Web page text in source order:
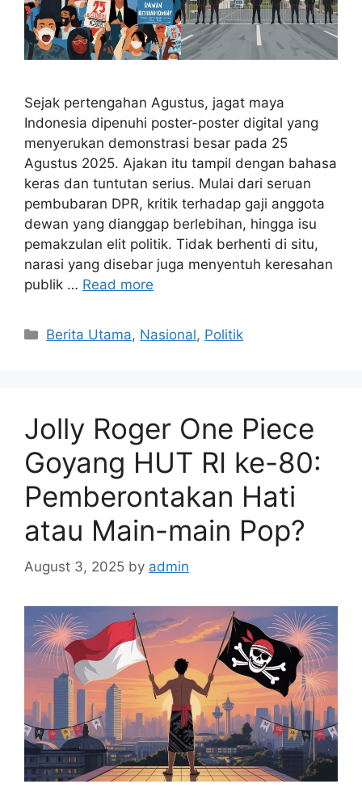
Sejak pertengahan Agustus, jagat maya
Indonesia dipenuhi poster-poster digital yang
menyerukan demonstrasi besar pada 25
Agustus 2025. Ajakan itu tampil dengan bahasa
keras dan tuntutan serius. Mulai dari seruan
pembubaran DPR, kritik terhadap gaji anggota
dewan yang dianggap berlebihan, hingga isu
pemakzulan elit politik. Tidak berhenti di situ,
narasi yang disebar juga menyentuh keresahan
publik … Read more
C
o
i
e
Berita Utama, Nasional, Politik
Jolly Roger One Piece
Goyang HUT RI ke-80:
Pemberontakan Hati
atau Main-main Pop?
August 3, 2025 by admin